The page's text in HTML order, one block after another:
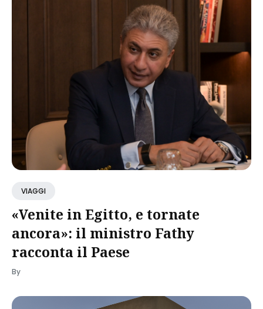
VIAGGI
«Venite in Egitto, e tornate
ancora»: il ministro Fathy
racconta il Paese
By